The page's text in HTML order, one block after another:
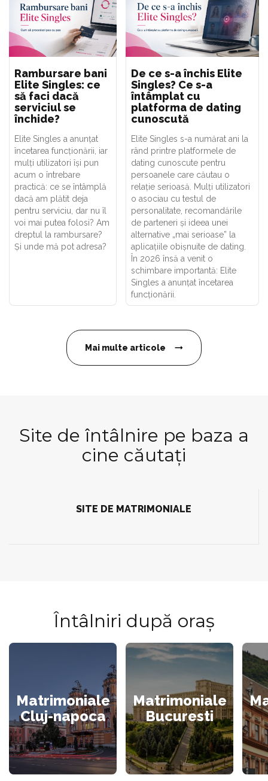
Rambursare bani
Elite Singles: ce
să faci dacă
serviciul se
închide?
Elite Singles a anunțat
încetarea funcționării, iar
mulți utilizatori își pun
acum o întrebare
practică: ce se întâmplă
dacă am plătit deja
pentru serviciu, dar nu îl
voi mai putea folosi? Am
dreptul la rambursare?
Și unde mă pot adresa?
De ce s-a închis Elite
Singles? Ce s-a
întâmplat cu
platforma de dating
cunoscută
Elite Singles s-a numărat ani la
rând printre platformele de
dating cunoscute pentru
persoanele care căutau o
relație serioasă. Mulți utilizatori
o asociau cu testul de
personalitate, recomandările
de parteneri și ideea unei
alternative „mai serioase” la
aplicațiile obișnuite de dating.
În 2026 însă a venit o
schimbare importantă: Elite
Singles a anunțat încetarea
funcționării.
Mai multe articole
Site de întâlnire pe baza a
cine căutați
SITE DE MATRIMONIALE
Întâlniri după oraș
Matrimoniale
Cluj-napoca
Matrimoniale
Bucuresti